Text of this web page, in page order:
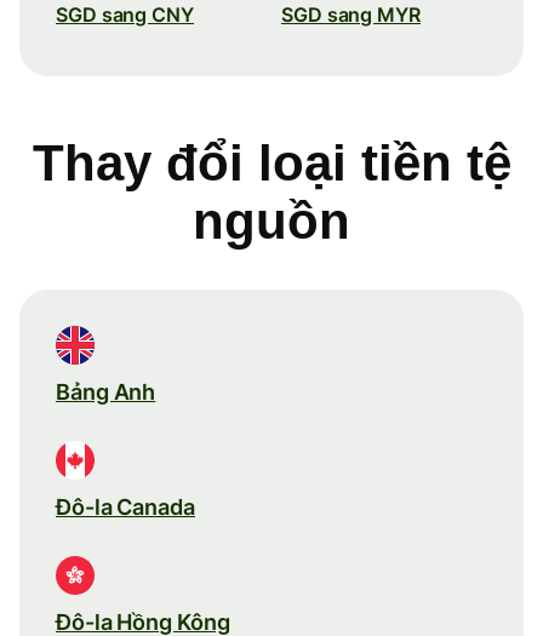
SGD sang CNY SGD sang MYR
Thay đổi loại tiền tệ
nguồn
Bảng Anh
Đô-la Canada
Đô-la Hồng Kông